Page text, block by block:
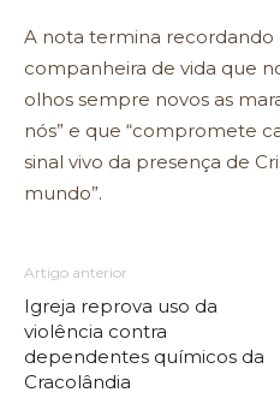
A nota termina recordando
companheira de vida que
olhos sempre novos as
nós” e que “compromete
sinal vivo da presença de
mundo”.
Artigo anterior
Igreja reprova uso da
violência contra
dependentes químicos da
Cracolândia